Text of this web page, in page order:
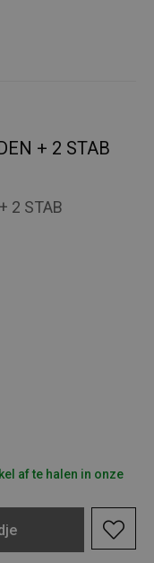
+ 2 STAB
2 STAB
af te halen in onze